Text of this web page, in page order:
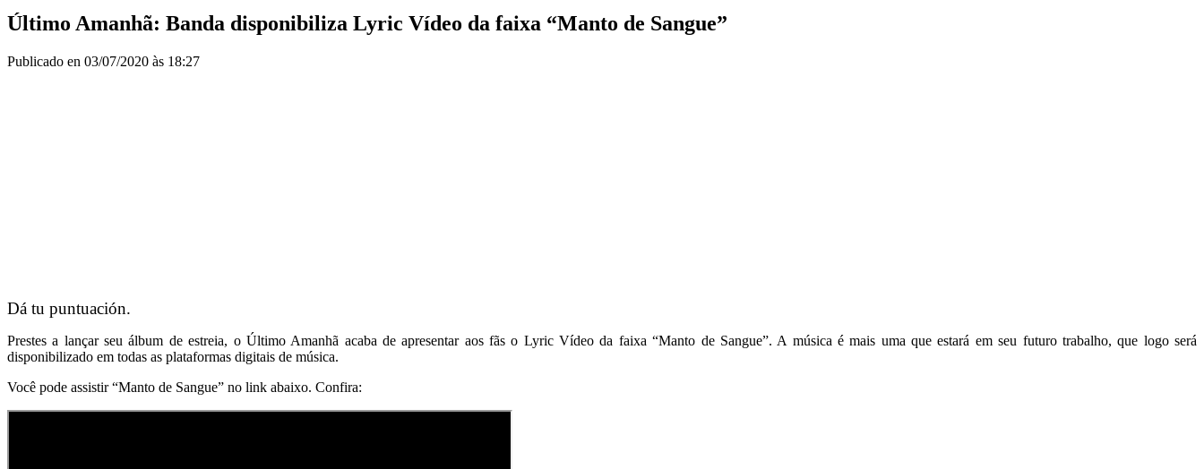
Último Amanhã: Banda disponibiliza Lyric Vídeo da faixa “Manto de Sangue”
Publicado en 03/07/2020 às 18:27
Dá tu puntuación.
Prestes a lançar seu álbum de estreia, o Último Amanhã acaba de apresentar aos fãs o Lyric Vídeo da faixa “Manto de Sangue”. A música é mais uma que estará em seu futuro trabalho, que logo será
disponibilizado em todas as plataformas digitais de música.
Você pode assistir “Manto de Sangue” no link abaixo. Confira: